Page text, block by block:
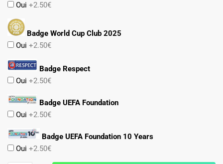
Oui +2.50€
Badge World Cup Club 2025
Oui +2.50€
Badge Respect
Oui +2.50€
Badge UEFA Foundation
Oui +2.50€
Badge UEFA Foundation 10 Years
Oui +2.50€